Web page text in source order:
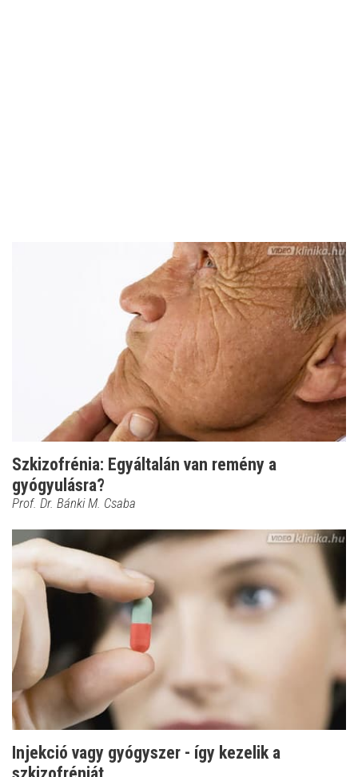
Szkizofrénia: Egyáltalán van remény a
gyógyulásra?
Prof. Dr. Bánki M. Csaba
Injekció vagy gyógyszer - így kezelik a